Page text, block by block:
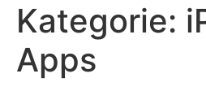
Kategorie:
Apps